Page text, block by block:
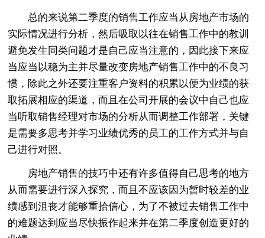
总的来说第二季度的销售工作应当从房地产市场的
实际情况进行分析，然后吸取以往在销售工作中的教训
避免发生同类问题才是自己应当注意的，因此接下来应
当应当以稳为主并尽量改变房地产销售工作中的不良习
惯，除此之外还要注重客户资料的积累以便为业绩的获
取拓展相应的渠道，而且在公司开展的会议中自己也应
当听取销售经理对市场的分析从而调整工作部署，关键
是需要多思考并学习业绩优秀的员工的工作方式并与自
己进行对照。
房地产销售的技巧中还有许多值得自己思考的地方
从而需要进行深入探究，而且不应该因为暂时较差的业
绩感到沮丧才能够重拾信心，为了不被过去销售工作中
的难题达到应当尽快振作起来并在第二季度创造更好的